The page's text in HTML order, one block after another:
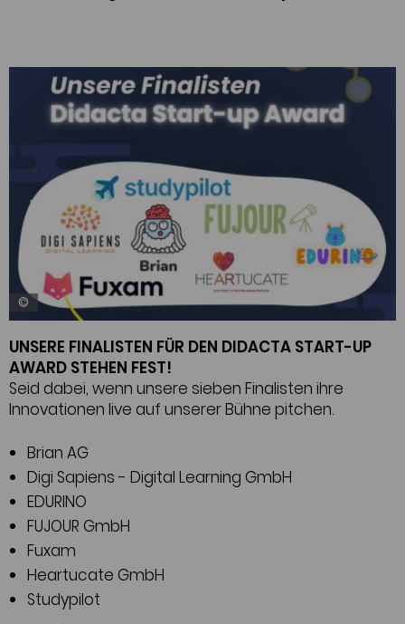
©
UNSERE FINALISTEN FÜR DEN DIDACTA START-UP
AWARD STEHEN FEST!
Seid dabei, wenn unsere sieben Finalisten ihre
Innovationen live auf unserer Bühne pitchen.
Brian AG
Digi Sapiens - Digital Learning GmbH
EDURINO
FUJOUR GmbH
Fuxam
Heartucate GmbH
Studypilot